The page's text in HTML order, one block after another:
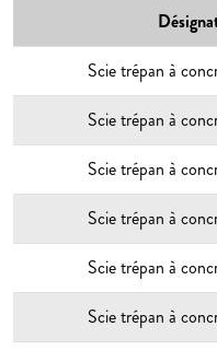
Scie trépan à
Scie trépan à
Scie trépan à
Scie trépan à
Scie trépan à
Scie trépan à